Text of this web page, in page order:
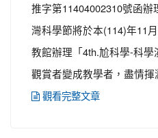
推字第11404002310號函
灣科學節將於本(114)年11
教館辦理「4th.尬科學-科
觀賞者變成教學者，盡情
觀看完整文章